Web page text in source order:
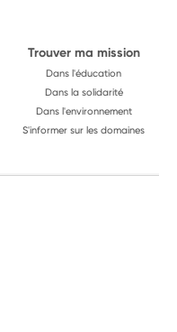
Trouver ma mission
Dans l'éducation
Dans la solidarité
Dans l'environnement
S'informer sur les domaines